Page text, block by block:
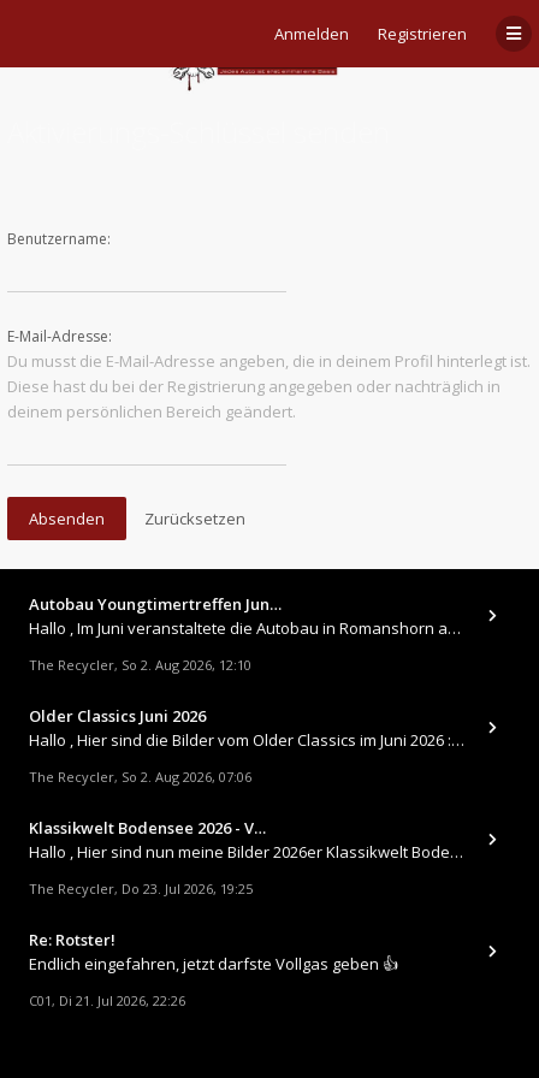
Anmelden Registrieren
Benutzername:
E-Mail-Adresse:
Du musst die E-Mail-Adresse angeben, die in deinem Profil hinterlegt ist.
Diese hast du bei der Registrierung angegeben oder nachträglich in
deinem persönlichen Bereich geändert.
Autobau Youngtimertreffen Jun…
Hallo , Im Juni veranstaltete die Autobau in Romanshorn auf ihrem Gelände ein kleines Youngtimertreffen : https://up.
The Recycler, So 2. Aug 2026, 12:10
Older Classics Juni 2026
​Hallo , Hier sind die Bilder vom Older Classics im Juni 2026 : https://up.picr.de/51155940wd.jpg https://up.pic
The Recycler, So 2. Aug 2026, 07:06
Klassikwelt Bodensee 2026 - V…
Hallo , Hier sind nun meine Bilder 2026er Klassikwelt Bodensee 😀 https://up.picr.de/51125547rb.jpg https://up.pi
The Recycler, Do 23. Jul 2026, 19:25
Re: Rotster!
Endlich eingefahren, jetzt darfste Vollgas geben 👍
C01, Di 21. Jul 2026, 22:26